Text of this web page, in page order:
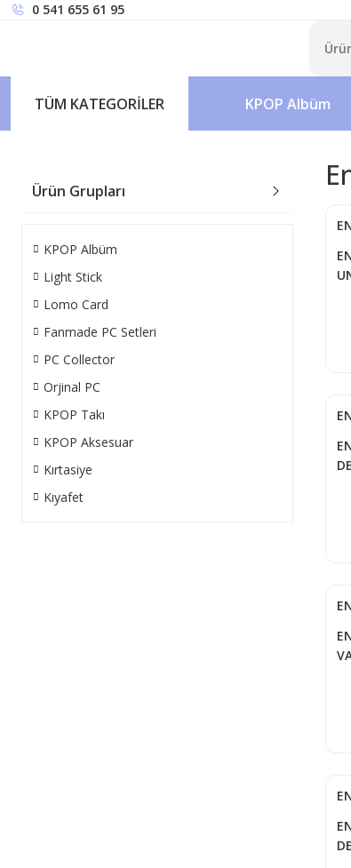
0 541 655 61 95
TÜM KATEGORİLER KPOP Albüm
Ürün Grupları
KPOP Albüm
Light Stick
Lomo Card
Fanmade PC Setleri
PC Collector
Orjinal PC
KPOP Takı
KPOP Aksesuar
Kırtasiye
Kıyafet